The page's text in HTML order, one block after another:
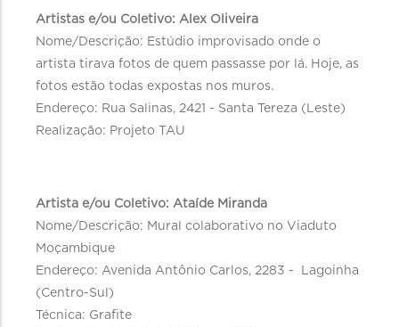
Artistas e/ou Coletivo: Alex Oliveira
Nome/Descrição: Estúdio improvisado onde o
artista tirava fotos de quem passasse por lá. Hoje, as
fotos estão todas expostas nos muros.
Endereço: Rua Salinas, 2421 - Santa Tereza (Leste)
Realização: Projeto TAU
Artista e/ou Coletivo: Ataíde Miranda
Nome/Descrição: Mural colaborativo no Viaduto
Moçambique
Endereço: Avenida Antônio Carlos, 2283 - Lagoinha
(Centro-Sul)
Técnica: Grafite